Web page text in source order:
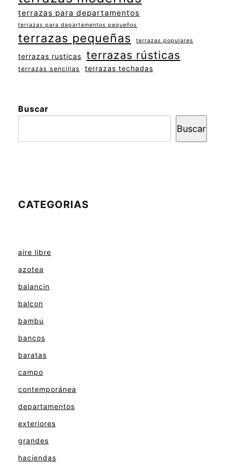
terrazas para departamentos
terrazas para departamentos pequeños
terrazas pequeñas terrazas populares
terrazas rusticas terrazas rústicas
terrazas sencillas terrazas techadas
Buscar
Buscar
CATEGORIAS
aire libre
azotea
balancin
balcon
bambu
bancos
baratas
campo
contemporánea
departamentos
exteriores
grandes
haciendas